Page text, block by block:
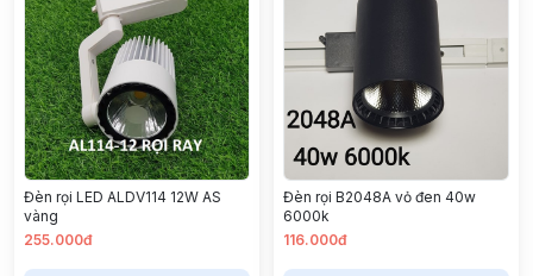
Đèn rọi LED ALDV114 12W AS
vàng
255.000đ
Đèn rọi B2048A vỏ đen 40w
6000k
116.000đ